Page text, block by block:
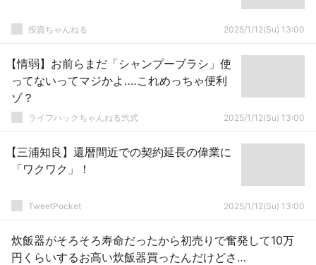
投資ちゃんねる 2025/1/12(Su) 13:00
【情弱】お前らまだ「シャンプーブラシ」使
ってないってマジかよ‥‥これめっちゃ便利
ゾ？
ライフハックちゃんねる弐式 2025/1/12(Su) 13:00
【三浦知良】還暦間近での契約延長の偉業に
「ワクワク」！
TweetPocket 2025/1/12(Su) 13:00
炊飯器がそろそろ寿命だったから初売りで奮発して10万
円くらいするお高い炊飯器買ったんだけどさ…